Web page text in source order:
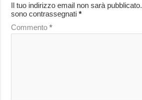
Il tuo indirizzo email non sarà pubblicato.
sono contrassegnati*
Commento*